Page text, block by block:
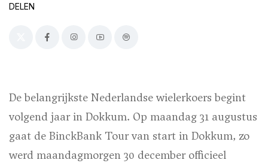
DELEN
De belangrijkste Nederlandse wielerkoers begint
volgend jaar in Dokkum. Op maandag 31 augustus
gaat de BinckBank Tour van start in Dokkum, zo
werd maandagmorgen 30 december officieel